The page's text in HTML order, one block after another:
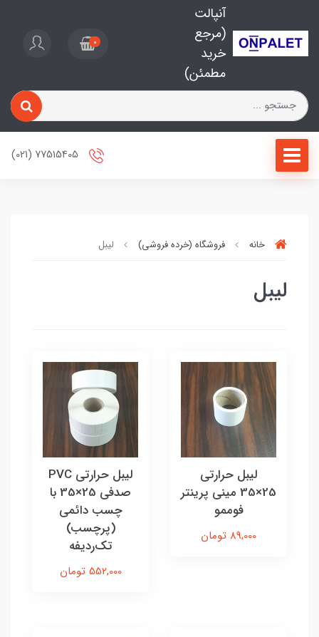
آنپالت
(مرجع
خرید
مطمئن)
0
خانه فروشگاه (خرده فروشی) لیبل
لیبل
لیبل حرارتی
25×35 مینی پرینتر
فوممو
89,000 تومان
لیبل حرارتی PVC
صدفی 25×35 با
چسب دائمی
(پرچسب)
تک‌ردیفه
552,000 تومان